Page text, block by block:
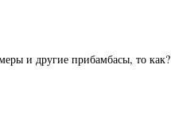
и другие прибамбасы, то как?